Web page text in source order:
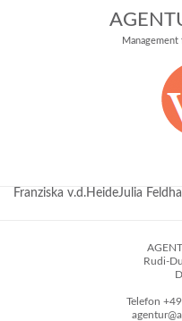
Franziska v.d.HeideJulia
Rudi-
Telefon